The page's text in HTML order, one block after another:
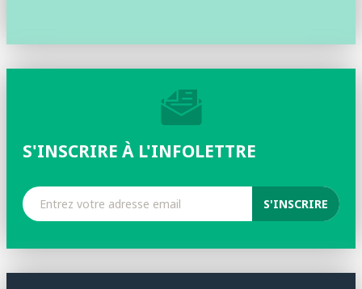
S'INSCRIRE À L'INFOLETTRE